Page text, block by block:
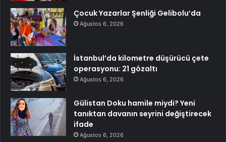
Çocuk Yazarlar Şenliği Gelibolu’da
Ağustos 6, 2026
İstanbul’da kilometre düşürücü çete
operasyonu: 21 gözaltı
Ağustos 6, 2026
Gülistan Doku hamile miydi? Yeni
tanıktan davanın seyrini değiştirecek
ifade
Ağustos 6, 2026